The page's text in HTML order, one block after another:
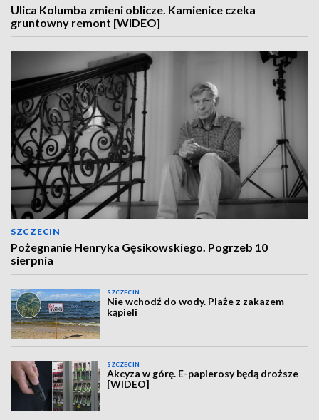
Ulica Kolumba zmieni oblicze. Kamienice czeka
gruntowny remont [WIDEO]
SZCZECIN
Pożegnanie Henryka Gęsikowskiego. Pogrzeb 10
sierpnia
SZCZECIN
Nie wchodź do wody. Plaże z zakazem
kąpieli
SZCZECIN
Akcyza w górę. E-papierosy będą droższe
[WIDEO]